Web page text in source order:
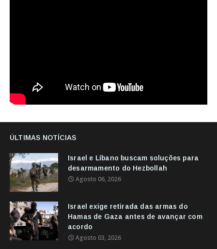
ÚLTIMAS NOTÍCIAS
Israel e Líbano buscam soluções para
desarmamento do Hezbollah
Agosto 06, 2026
Israel exige retirada das armas do
Hamas de Gaza antes de avançar com
acordo
Agosto 03, 2026